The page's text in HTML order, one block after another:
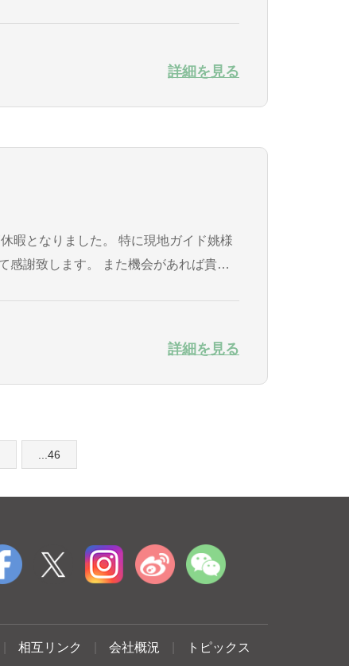
詳細を見る
詳細を見る
...46
相互リンク 会社概況 トピックス